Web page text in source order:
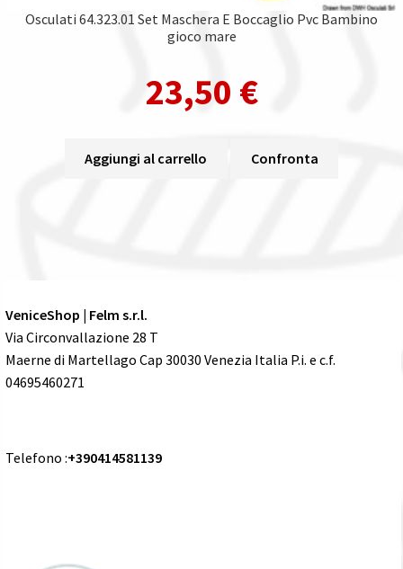
Osculati 64.323.01 Set Maschera E Boccaglio Pvc Bambino
gioco mare
23,50 €
Aggiungi al carrello Confronta
VeniceShop | Felm s.r.l.
Via Circonvallazione 28 T
Maerne di Martellago Cap 30030 Venezia Italia P.i. e c.f.
04695460271
Telefono :+390414581139